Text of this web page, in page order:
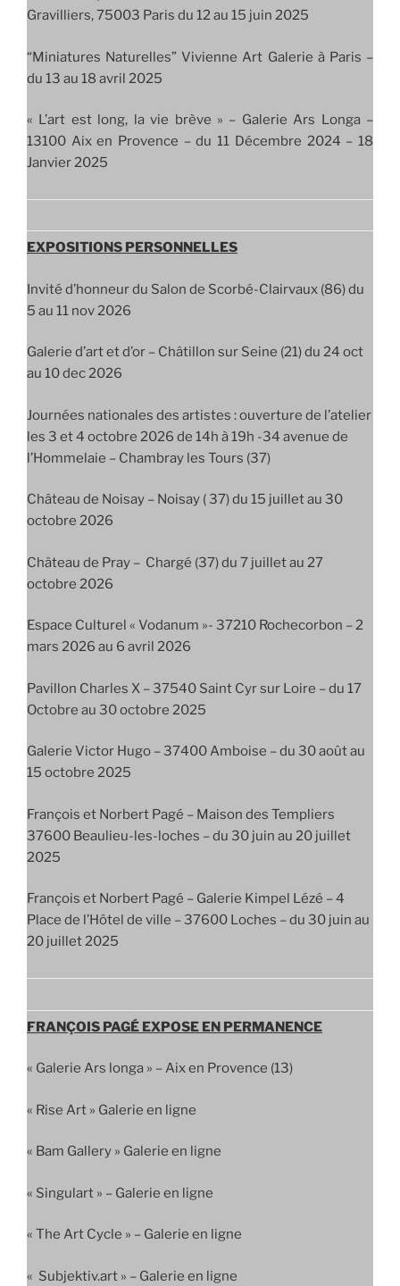
Gravilliers, 75003 Paris du 12 au 15 juin 2025
“Miniatures Naturelles” Vivienne Art Galerie à Paris –
du 13 au 18 avril 2025
« L’art est long, la vie brève » – Galerie Ars Longa –
13100 Aix en Provence – du 11 Décembre 2024 – 18
Janvier 2025
EXPOSITIONS PERSONNELLES
Invité d’honneur du Salon de Scorbé-Clairvaux (86) du
5 au 11 nov 2026
Galerie d’art et d’or – Châtillon sur Seine (21) du 24 oct
au 10 dec 2026
Journées nationales des artistes : ouverture de l’atelier
les 3 et 4 octobre 2026 de 14h à 19h -34 avenue de
l’Hommelaie – Chambray les Tours (37)
Château de Noisay – Noisay ( 37) du 15 juillet au 30
octobre 2026
Château de Pray – Chargé (37) du 7 juillet au 27
octobre 2026
Espace Culturel « Vodanum »- 37210 Rochecorbon – 2
mars 2026 au 6 avril 2026
Pavillon Charles X – 37540 Saint Cyr sur Loire – du 17
Octobre au 30 octobre 2025
Galerie Victor Hugo – 37400 Amboise – du 30 août au
15 octobre 2025
François et Norbert Pagé – Maison des Templiers
37600 Beaulieu-les-loches – du 30 juin au 20 juillet
2025
François et Norbert Pagé – Galerie Kimpel Lézé – 4
Place de l’Hôtel de ville – 37600 Loches – du 30 juin au
20 juillet 2025
FRANÇOIS PAGÉ EXPOSE EN PERMANENCE
« Galerie Ars longa » – Aix en Provence (13)
« Rise Art » Galerie en ligne
« Bam Gallery » Galerie en ligne
« Singulart » – Galerie en ligne
« The Art Cycle » – Galerie en ligne
« Subjektiv.art » – Galerie en ligne